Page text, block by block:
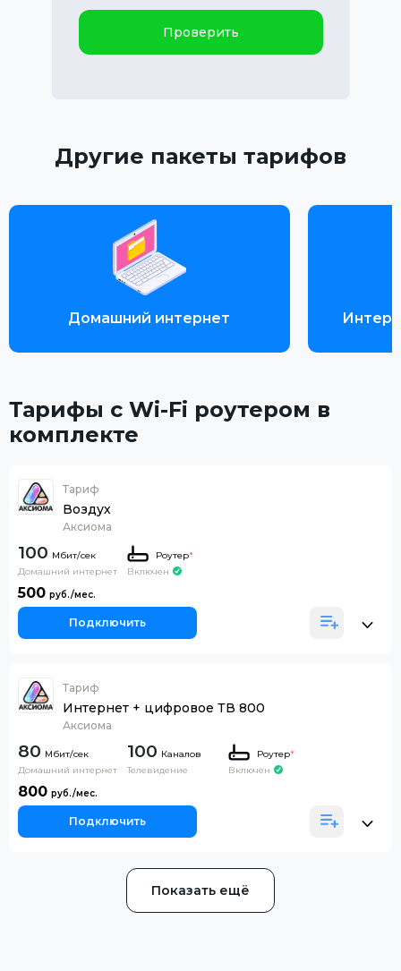
Проверить
Другие пакеты тарифов
Домашний интернет
Тарифы с Wi-Fi роутером в
комплекте
Тариф
Воздух
Аксиома
100
Домашний интернет
Роутер*
Включен
500
Подключить
Тариф
Интернет + цифровое ТВ 800
Аксиома
80
Домашний интернет
100 Каналов
Телевидение
Роутер*
Включен
800
Подключить
Показать ещё